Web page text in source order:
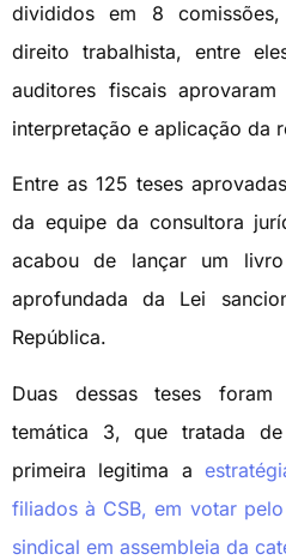
divididos em 8
direito trabalhista, entre
auditores fiscais
interpretação e aplicação da
Entre as 125 teses
da equipe da consultora
acabou de lançar um
aprofundada da Lei
República.
Duas dessas teses foram
temática 3, que tratada
primeira legitima a
filiados à CSB, em votar
sindical em assembleia da